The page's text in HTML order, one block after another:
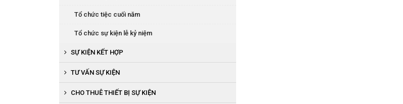
Tổ chức tiệc cuối năm
Tổ chức sự kiện lễ kỷ niệm
SỰ KIỆN KẾT HỢP
Tổ chức khai trương, khánh thành
Tổ chức lễ ra mắt sản phẩm
TƯ VẤN SỰ KIỆN
CHO THUÊ THIẾT BỊ SỰ KIỆN